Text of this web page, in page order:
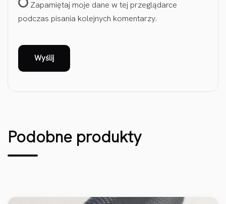
Zapamiętaj moje dane w tej przeglądarce
podczas pisania kolejnych komentarzy.
Podobne produkty